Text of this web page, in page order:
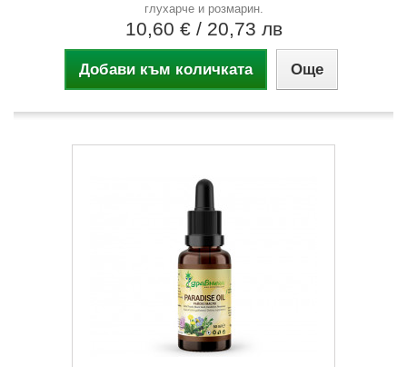
глухарче и розмарин.
10,60 € / 20,73 лв
Добави към количката Още